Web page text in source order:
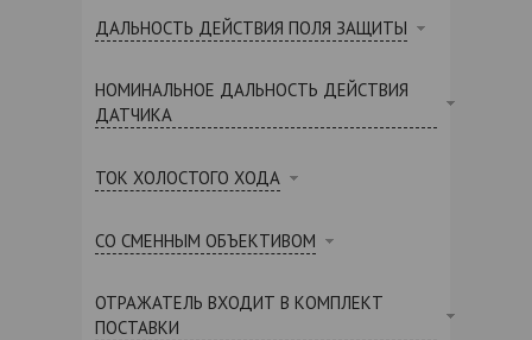
ДАЛЬНОСТЬ ДЕЙСТВИЯ ПОЛЯ ЗАЩИТЫ
НОМИНАЛЬНОЕ ДАЛЬНОСТЬ ДЕЙСТВИЯ
ДАТЧИКА
ТОК ХОЛОСТОГО ХОДА
СО СМЕННЫМ ОБЪЕКТИВОМ
ОТРАЖАТЕЛЬ ВХОДИТ В КОМПЛЕКТ
ПОСТАВКИ